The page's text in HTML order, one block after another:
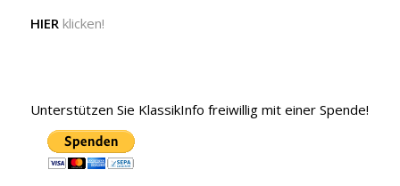
HIER klicken!
Unterstützen Sie KlassikInfo freiwillig mit einer Spende!